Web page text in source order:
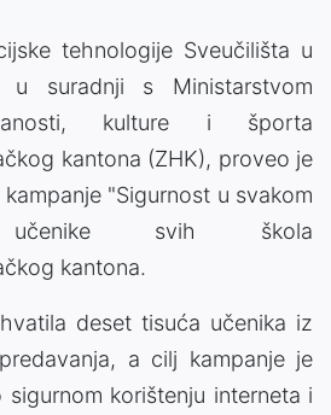
tehnologije Sveučilišta u
u suradnji s Ministarstvom
kulture i športa
kantona (ZHK), proveo je
"Sigurnost u svakom
svih škola
kantona.
deset tisuća učenika iz
a cilj kampanje je
korištenju interneta i